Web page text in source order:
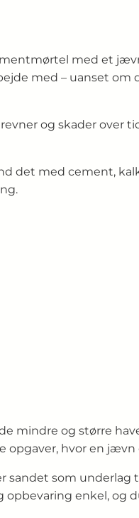
med et
med – uanset
og skader over
det med cement,
mindre og større
hvor en
som underlag
enkel, og